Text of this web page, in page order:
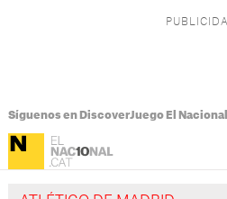
Síguenos en DiscoverJuego El Nacional